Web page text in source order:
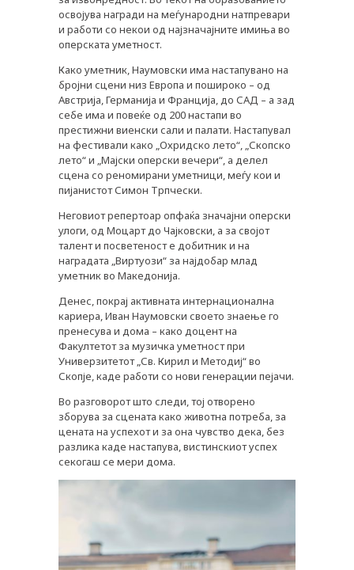
освојува награди на меѓународни натпревари
и работи со некои од најзначајните имиња во
оперската уметност.
Како уметник, Наумовски има настапувано на
бројни сцени низ Европа и пошироко – од
Австрија, Германија и Франција, до САД – а зад
себе има и повеќе од 200 настапи во
престижни виенски сали и палати. Настапувал
на фестивали како „Охридско лето“, „Скопско
лето“ и „Мајски оперски вечери“, а делел
сцена со реномирани уметници, меѓу кои и
пијанистот Симон Трпчески.
Неговиот репертоар опфаќа значајни оперски
улоги, од Моцарт до Чајковски, а за својот
талент и посветеност е добитник и на
наградата „Виртуози“ за најдобар млад
уметник во Македонија.
Денес, покрај активната интернационална
кариера, Иван Наумовски своето знаење го
пренесува и дома – како доцент на
Факултетот за музичка уметност при
Универзитетот „Св. Кирил и Методиј“ во
Скопје, каде работи со нови генерации пејачи.
Во разговорот што следи, тој отворено
зборува за сцената како животна потреба, за
цената на успехот и за она чувство дека, без
разлика каде настапува, вистинскиот успех
секогаш се мери дома.